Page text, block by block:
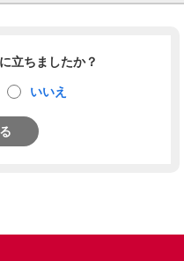
立ちましたか？
いいえ